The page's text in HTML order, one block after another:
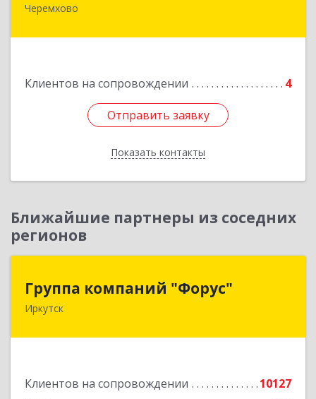
Черемхово
Клиентов на сопровождении 4
Отправить заявку
Показать контакты
665413, Иркутская обл, Черемхово г, Ленина ул,
Отправить заявку
Назад
Ближайшие партнеры из соседних
регионов
Группа компаний "Форус"
Иркутск
Клиентов на сопровождении
10127
Группа компаний "Форус"
664007, Иркутская обл, Иркутск г, Ямская ул,